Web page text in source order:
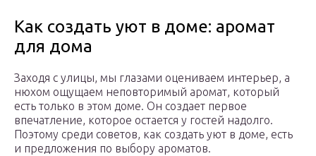
Как создать уют в доме: аромат
для дома
Заходя с улицы, мы глазами оцениваем интерьер, а
нюхом ощущаем неповторимый аромат, который
есть только в этом доме. Он создает первое
впечатление, которое остается у гостей надолго.
Поэтому среди советов, как создать уют в доме, есть
и предложения по выбору ароматов.